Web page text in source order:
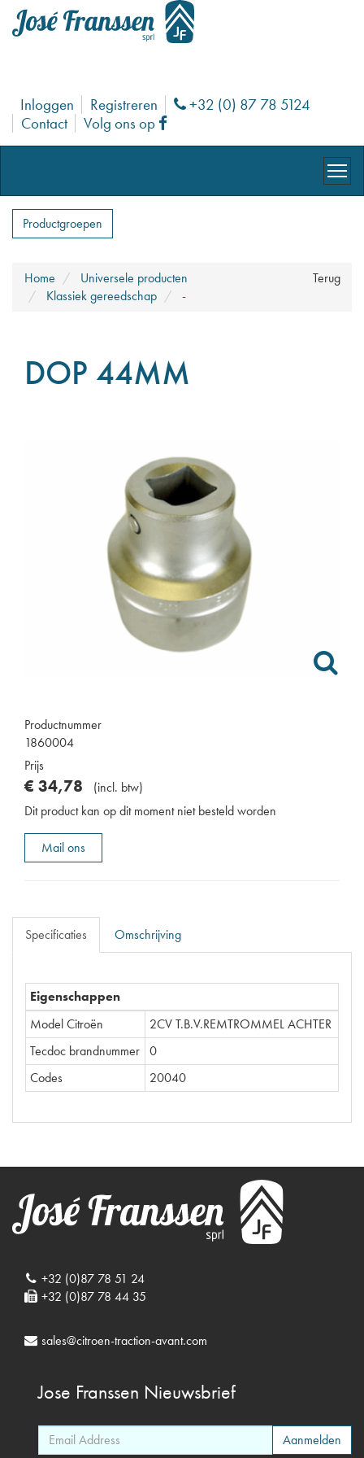
Inloggen Registreren Phone
+32 (0) 87 78 5124
Contact
Volg ons op Facebook
Productgroepen
Terug
Home
Universele producten
Klassiek gereedschap
-
DOP 44MM
Productnummer
1860004
Prijs
€ 34,78 (incl. btw)
Dit product kan op dit moment niet besteld worden
Mail ons
Specificaties Omschrijving
Eigenschappen
Model Citroën
2CV T.B.V.REMTROMMEL ACHTER
Tecdoc brandnummer 0
Codes
20040
+32 (0)87 78 51 24
+32 (0)87 78 44 35
sales@citroen-traction-avant.com
Jose Franssen Nieuwsbrief